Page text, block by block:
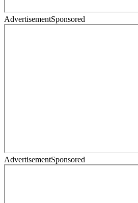
AdvertisementSponsored
AdvertisementSponsored